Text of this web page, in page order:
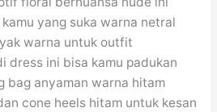
yang suka warna netral
warna untuk outfit
dress ini bisa kamu padukan
bag anyaman warna hitam
cone heels hitam untuk kesan